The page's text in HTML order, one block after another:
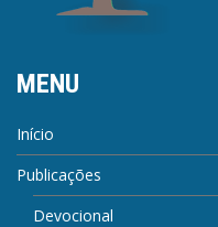
MENU
Início
Publicações
Devocional